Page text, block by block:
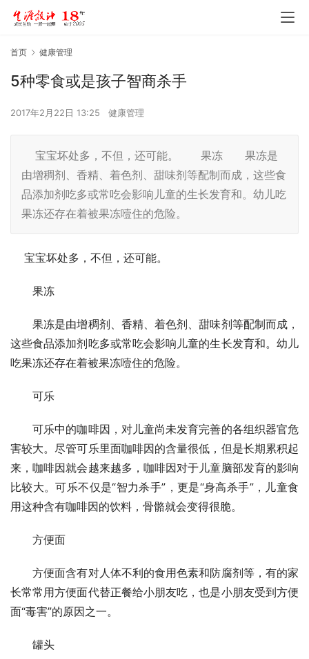
首页 健康管理
5种零食或是孩子智商杀手
2017年2月22日 13:25 健康管理
宝宝坏处多，不但，还可能。 果冻 果冻是
由增稠剂、香精、着色剂、甜味剂等配制而成，这些食
品添加剂吃多或常吃会影响儿童的生长发育和。幼儿吃
果冻还存在着被果冻噎住的危险。
宝宝坏处多，不但，还可能。
果冻
果冻是由增稠剂、香精、着色剂、甜味剂等配制而成，
这些食品添加剂吃多或常吃会影响儿童的生长发育和。幼儿
吃果冻还存在着被果冻噎住的危险。
可乐
可乐中的咖啡因，对儿童尚未发育完善的各组织器官危
害较大。尽管可乐里面咖啡因的含量很低，但是长期累积起
来，咖啡因就会越来越多，咖啡因对于儿童脑部发育的影响
比较大。可乐不仅是“智力杀手”，更是“身高杀手”，儿童食
用这种含有咖啡因的饮料，骨骼就会变得很脆。
方便面
方便面含有对人体不利的食用色素和防腐剂等，有的家
长常常用方便面代替正餐给小朋友吃，也是小朋友受到方便
面“毒害”的原因之一。
罐头